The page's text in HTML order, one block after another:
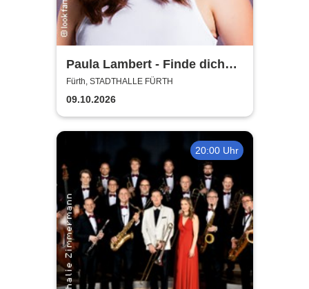
Paula Lambert - Finde dich
gut, sonst findet dich keiner
Fürth, STADTHALLE FÜRTH
09.10.2026
20:00 Uhr